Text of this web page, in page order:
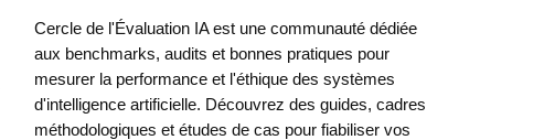
Cercle de l'Évaluation IA est une communauté dédiée
aux benchmarks, audits et bonnes pratiques pour
mesurer la performance et l'éthique des systèmes
d'intelligence artificielle. Découvrez des guides, cadres
méthodologiques et études de cas pour fiabiliser vos